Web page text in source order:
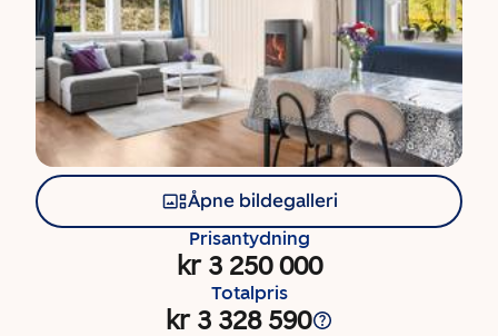
Åpne bildegalleri
Prisantydning
kr 3 250 000
Totalpris
kr 3 328 590